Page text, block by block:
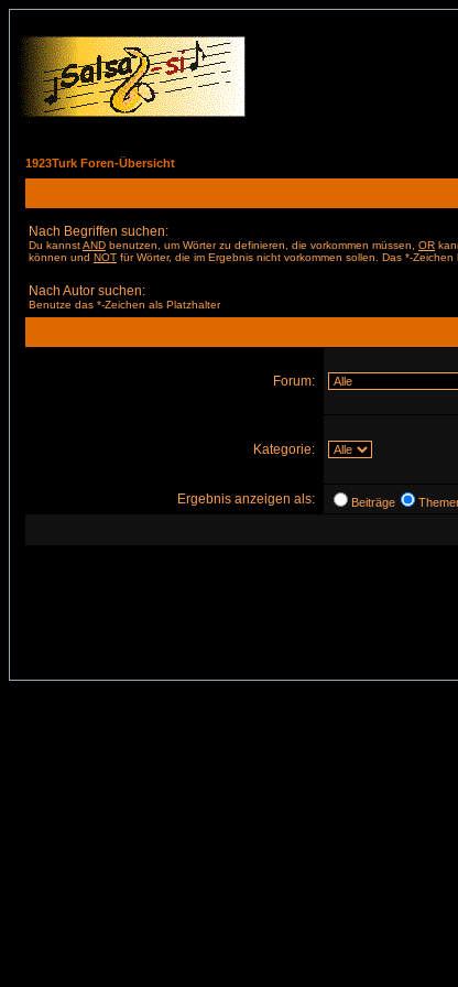
1923Turk Foren-Übersicht
Nach Begriffen suchen:
Du kannstAND benutzen, um Wörter zu definieren, die vorkommen müssen, OR
können und NOT für Wörter, die im Ergebnis nicht vorkommen sollen. Das *-
Nach Autor suchen:
Benutze das *-Zeichen als Platzhalter
Forum:
Kategorie:
Ergebnis anzeigen als: Beiträge